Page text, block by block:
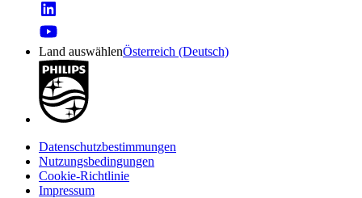
Land auswählenÖsterreich (Deutsch)
Datenschutzbestimmungen
Nutzungsbedingungen
Cookie-Richtlinie
Impressum